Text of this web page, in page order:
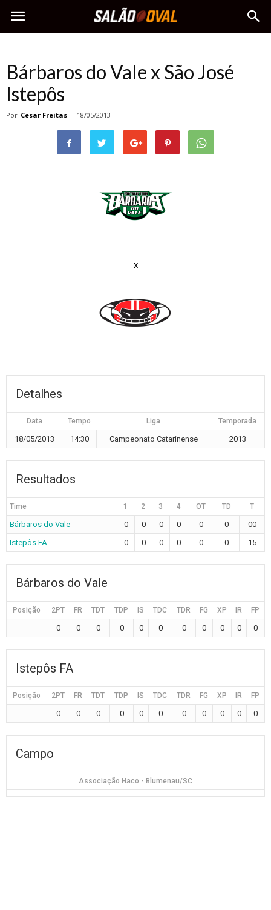
Bárbaros do Vale x São José
Istepôs
Por Cesar Freitas - 18/05/2013
x
Detalhes
Data Tempo Liga Temporada
18/05/2013 14:30 Campeonato Catarinense 2013
Resultados
Time 1 2 3 4 OT TD T
Bárbaros do Vale 0 0 0 0 0 0
00
Istepôs FA
0 0 0 0 0 0 15
Bárbaros do Vale
Posição 2PT FR TDT TDP IS TDC TDR FG XP IR FP
0 0 0 0 0 0 0 0 0 0 0
Istepôs FA
Posição 2PT FR TDT TDP IS TDC TDR FG XP IR FP
0 0 0 0 0 0 0 0 0 0 0
Campo
Associação Haco - Blumenau/SC